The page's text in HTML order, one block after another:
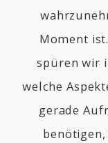
Moment
spüren wir
welche
gerade